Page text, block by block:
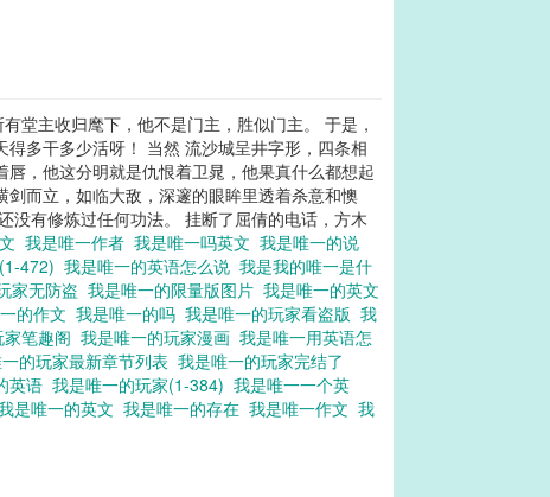
堂主收归麾下，他不是门主，胜似门主。 于是，
多干多少活呀！ 当然 流沙城呈井字形，四条相
，他这分明就是仇恨着卫晁，他果真什么都想起
而立，如临大敌，深邃的眼眸里透着杀意和懊
没有修炼过任何功法。 挂断了屈倩的电话，方木
我是唯一作者 我是唯一吗英文 我是唯一的说
472) 我是唯一的英语怎么说 我是我的唯一是什
家无防盗 我是唯一的限量版图片 我是唯一的英文
的作文 我是唯一的吗 我是唯一的玩家看盗版 我
笔趣阁 我是唯一的玩家漫画 我是唯一用英语怎
的玩家最新章节列表 我是唯一的玩家完结了
英语 我是唯一的玩家(1-384) 我是唯一一个英
是唯一的英文 我是唯一的存在 我是唯一作文 我